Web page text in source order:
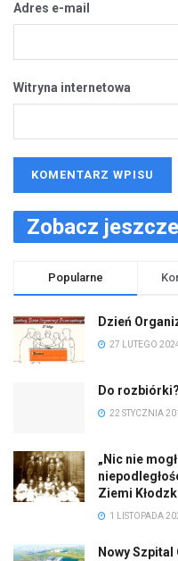
Adres e-mail
Witryna internetowa
Zobacz jeszcze
Popularne
Dzień
27 LUTEGO
Do rozbiórki?
22 STYCZNIA
„Nic nie
Ziemi
1 LISTOPADA
Nowy